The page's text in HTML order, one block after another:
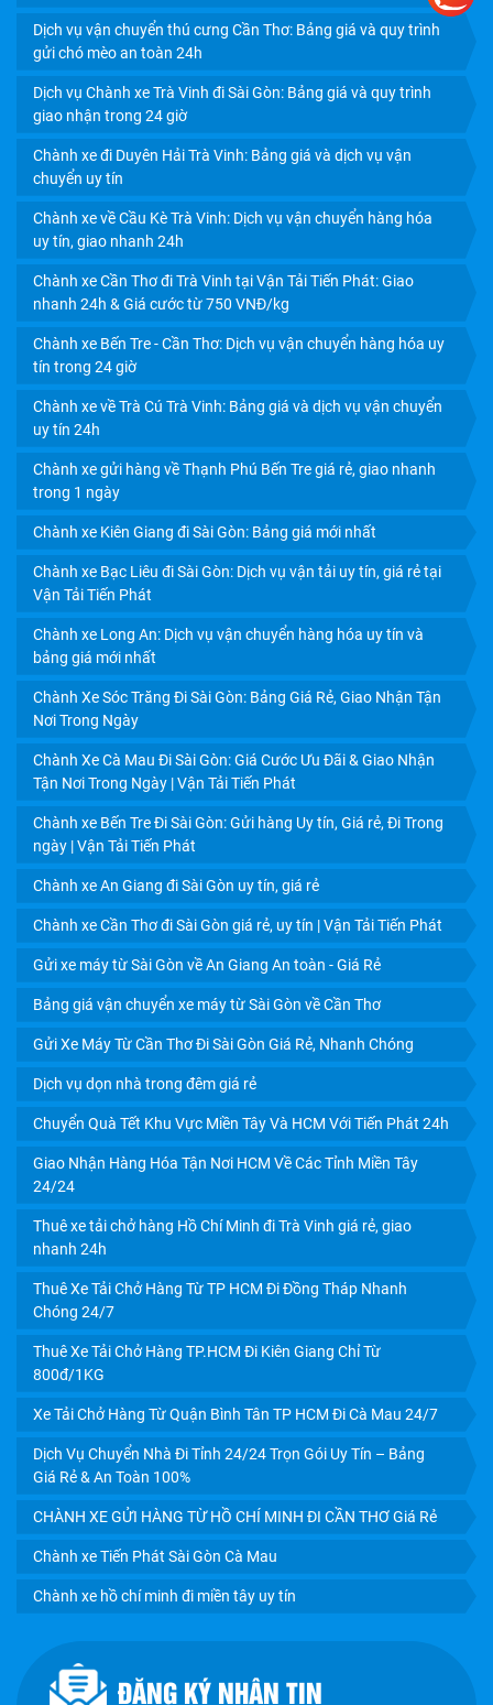
CHÀNH XE VĨNH LONG: GIÁ CƯỚC RẺ, GIAO NHẬN
CHÀNH XE CẦN THƠ: CHỈ 750Đ/KG, GIÁ TIẾT KIỆM,
DỊCH VỤ VẬN CHUYỂN TRÁI CÂY MIỀN TÂY ĐI HCM: GIẢI
PHÁP BẢO VỆ GIÁ TRỊ NÔNG SẢN 24H
DỊCH VỤ VẬN CHUYỂN TRÁI CÂY CẦN THƠ ĐI TPHCM
GIÁ RẺ, UY TÍN
Dịch vụ vận chuyển thú cưng Cần Thơ: Bảng giá và quy trình
gửi chó mèo an toàn 24h
Dịch vụ Chành xe Trà Vinh đi Sài Gòn: Bảng giá và quy trình
giao nhận trong 24 giờ
Chành xe đi Duyên Hải Trà Vinh: Bảng giá và dịch vụ vận
chuyển uy tín
Chành xe về Cầu Kè Trà Vinh: Dịch vụ vận chuyển hàng hóa
uy tín, giao nhanh 24h
Chành xe Cần Thơ đi Trà Vinh tại Vận Tải Tiến Phát: Giao
nhanh 24h & Giá cước từ 750 VNĐ/kg
Chành xe Bến Tre - Cần Thơ: Dịch vụ vận chuyển hàng hóa uy
tín trong 24 giờ
Chành xe về Trà Cú Trà Vinh: Bảng giá và dịch vụ vận chuyển
uy tín 24h
Chành xe gửi hàng về Thạnh Phú Bến Tre giá rẻ, giao nhanh
trong 1 ngày
Chành xe Kiên Giang đi Sài Gòn: Bảng giá mới nhất
Chành xe Bạc Liêu đi Sài Gòn: Dịch vụ vận tải uy tín, giá rẻ tại
Vận Tải Tiến Phát
Chành xe Long An: Dịch vụ vận chuyển hàng hóa uy tín và
bảng giá mới nhất
Chành Xe Sóc Trăng Đi Sài Gòn: Bảng Giá Rẻ, Giao Nhận Tận
Nơi Trong Ngày
Chành Xe Cà Mau Đi Sài Gòn: Giá Cước Ưu Đãi & Giao Nhận
Tận Nơi Trong Ngày | Vận Tải Tiến Phát
Chành xe Bến Tre Đi Sài Gòn: Gửi hàng Uy tín, Giá rẻ, Đi Trong
ngày | Vận Tải Tiến Phát
Chành xe An Giang đi Sài Gòn uy tín, giá rẻ
Chành xe Cần Thơ đi Sài Gòn giá rẻ, uy tín | Vận Tải Tiến Phát
Gửi xe máy từ Sài Gòn về An Giang An toàn - Giá Rẻ
Bảng giá vận chuyển xe máy từ Sài Gòn về Cần Thơ
Gửi Xe Máy Từ Cần Thơ Đi Sài Gòn Giá Rẻ, Nhanh Chóng
Dịch vụ dọn nhà trong đêm giá rẻ
Chuyển Quà Tết Khu Vực Miền Tây Và HCM Với Tiến Phát 24h
Giao Nhận Hàng Hóa Tận Nơi HCM Về Các Tỉnh Miền Tây
24/24
Thuê xe tải chở hàng Hồ Chí Minh đi Trà Vinh giá rẻ, giao
nhanh 24h
Thuê Xe Tải Chở Hàng Từ TP HCM Đi Đồng Tháp Nhanh
Chóng 24/7
Thuê Xe Tải Chở Hàng TP.HCM Đi Kiên Giang Chỉ Từ
800đ/1KG
Xe Tải Chở Hàng Từ Quận Bình Tân TP HCM Đi Cà Mau 24/7
Dịch Vụ Chuyển Nhà Đi Tỉnh 24/24 Trọn Gói Uy Tín – Bảng
Giá Rẻ & An Toàn 100%
CHÀNH XE GỬI HÀNG TỪ HỒ CHÍ MINH ĐI CẦN THƠ Giá Rẻ
Chành xe Tiến Phát Sài Gòn Cà Mau
Chành xe hồ chí minh đi miền tây uy tín
ĐĂNG KÝ NHẬN TIN